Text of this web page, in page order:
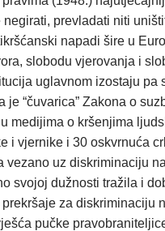
prevladati niti
napadi šire u
slobodu vjerovanja i
uglavnom izostaju pa
“čuvarica” Zakona o
medijima o kršenjima
vjernike i 30 oskvrnuća
uz diskriminaciju
svojoj dužnosti tražila i
za
pučke